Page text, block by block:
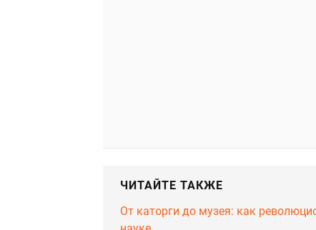
ЧИТАЙТЕ ТАКЖЕ
От каторги до музея: как